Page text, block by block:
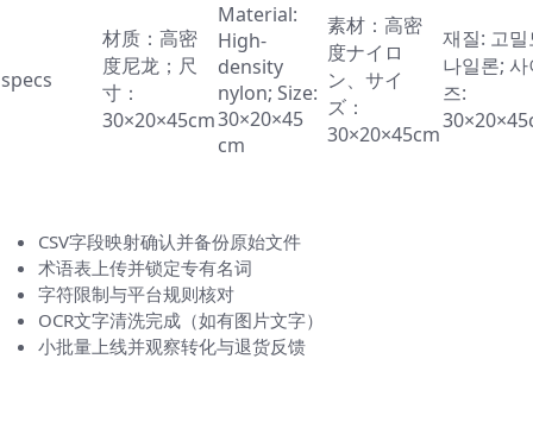
specs
材质：高密
度尼龙；尺
寸：
30×20×45cm
Material:
High-
density
nylon; Size:
30×20×45
cm
素材：高密
度ナイロ
ン、サイ
ズ：
30×20×45cm
재질: 고밀
나일론;
즈:
CSV字段映射确认并备份原始文件
术语表上传并锁定专有名词
字符限制与平台规则核对
OCR文字清洗完成（如有图片文字）
小批量上线并观察转化与退货反馈